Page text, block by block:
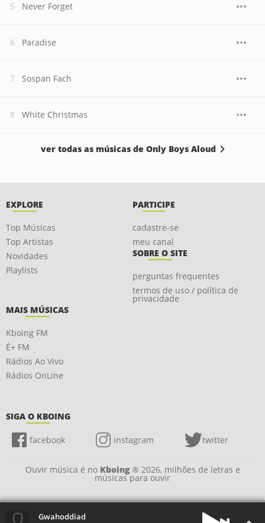
Never Forget
Paradise
Sospan Fach
White Christmas
ver todas as músicas de Only Boys Aloud
EXPLORE
Top Músicas
Top Artistas
Novidades
Playlists
PARTICIPE
cadastre-se
meu canal
SOBRE O SITE
perguntas frequentes
termos de uso / política de
privacidade
MAIS MÚSICAS
Kboing FM
É+ FM
Rádios Ao Vivo
Rádios OnLine
SIGA O KBOING
facebook instagram twitter
Ouvir música é no Kboing® 2026, milhões de letras e
músicas para ouvir
Gwahoddiad